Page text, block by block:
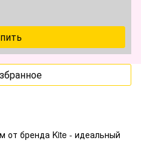
от бренда Kite - идеальный